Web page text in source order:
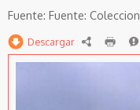
Descargar RDF